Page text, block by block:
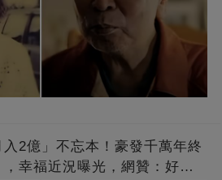
2億」不忘本！豪發千萬年終
幸福近況曝光，網贊：好老